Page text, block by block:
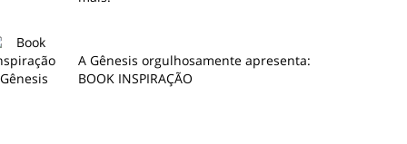
A Gênesis orgulhosamente apresenta:
BOOK INSPIRAÇÃO